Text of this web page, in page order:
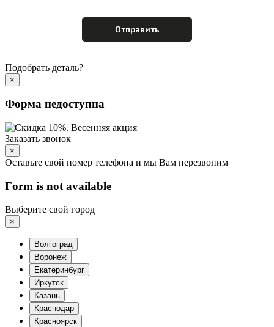
Подобрать деталь?
×
Форма недоступна
Заказать звонок
×
Оставьте свой номер телефона и мы Вам перезвоним
Form is not available
Выберите свой город
×
Волгоград
Воронеж
Екатеринбург
Иркутск
Казань
Краснодар
Красноярск